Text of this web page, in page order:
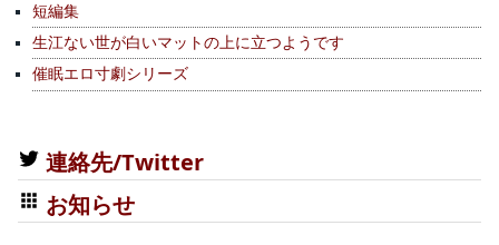
短編集
生江ない世が白いマットの上に立つようです
催眠エロ寸劇シリーズ
連絡先/Twitter
お知らせ